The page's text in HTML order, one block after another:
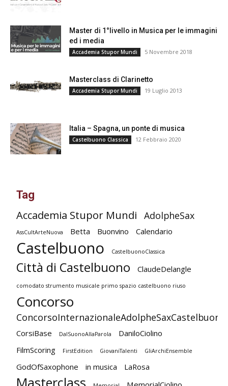
Master di 1°livello in Musica per le immagini
ed i media
Accademia Stupor Mundi 5 Novembre 2018
Masterclass di Clarinetto
Accademia Stupor Mundi 19 Luglio 2013
Italia – Spagna, un ponte di musica
Castelbuono Classica 12 Febbraio 2020
Tag
Accademia Stupor Mundi AdolpheSax
AssCultArteNuova Betta Buonvino Calendario
Castelbuono CastelbuonoClassica
Città di Castelbuono ClaudeDelangle
comodato strumento musicale primo spazio castelbuono riuso
Concorso
ConcorsoInternazionaleAdolpheSaxCastelbuono
CorsiBase DalSuonoAllaParola
DaniloCiolino
FilmScoring
FirstEdition GiovaniTalenti GliArchiEnsemble
GodOfSaxophone in musica LaRosa
Masterclass